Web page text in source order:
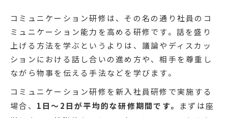
コミュニケーション研修は、その名の通り社員のコ
ミュニケーション能力を高める研修です。話を盛り
上げる方法を学ぶというよりは、議論やディスカッ
ションにおける話し合いの進め方や、相手を尊重し
ながら物事を伝える手法などを学びます。
コミュニケーション研修を新入社員研修で実施する
場合、 1日〜2日が平均的な研修期間です。
まずは座